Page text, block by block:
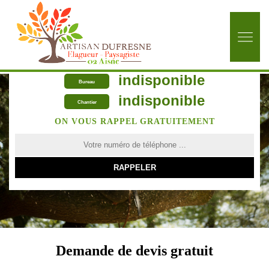
Bureau indisponible
Chantier indisponible
ON VOUS RAPPEL GRATUITEMENT
Demande de devis gratuit